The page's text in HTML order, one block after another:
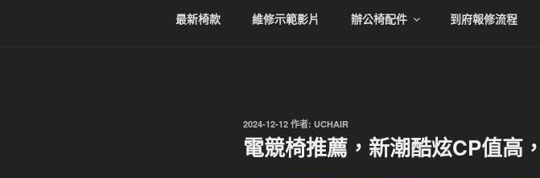
最新椅款 維修示範影片 辦公椅配件 到府報修流程
發
佈
於
2024-12-12 作者: UCHAIR
電競椅推薦，新潮酷炫CP值高